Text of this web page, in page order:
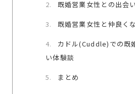
既婚営業女性との出会
既婚営業女性と仲良く
カドル(Cuddle)での既
い体験談
まとめ